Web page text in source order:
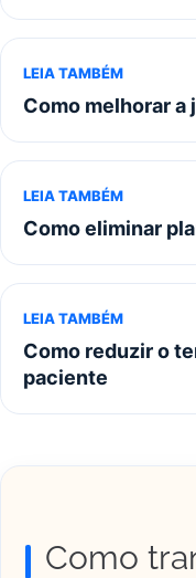
LEIA TAMBÉM
Como melhorar a
LEIA TAMBÉM
Como eliminar
LEIA TAMBÉM
Como reduzir o
paciente
Como